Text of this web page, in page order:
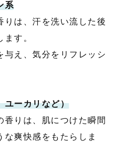
系
りは、汗を洗い流した後
す。
与え、気分をリフレッシ
ユーカリなど）
香りは、肌につけた瞬間
な爽快感をもたらしま